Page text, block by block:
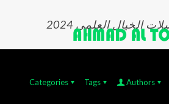
الخيال العلمي 2024
Categories Tags Authors